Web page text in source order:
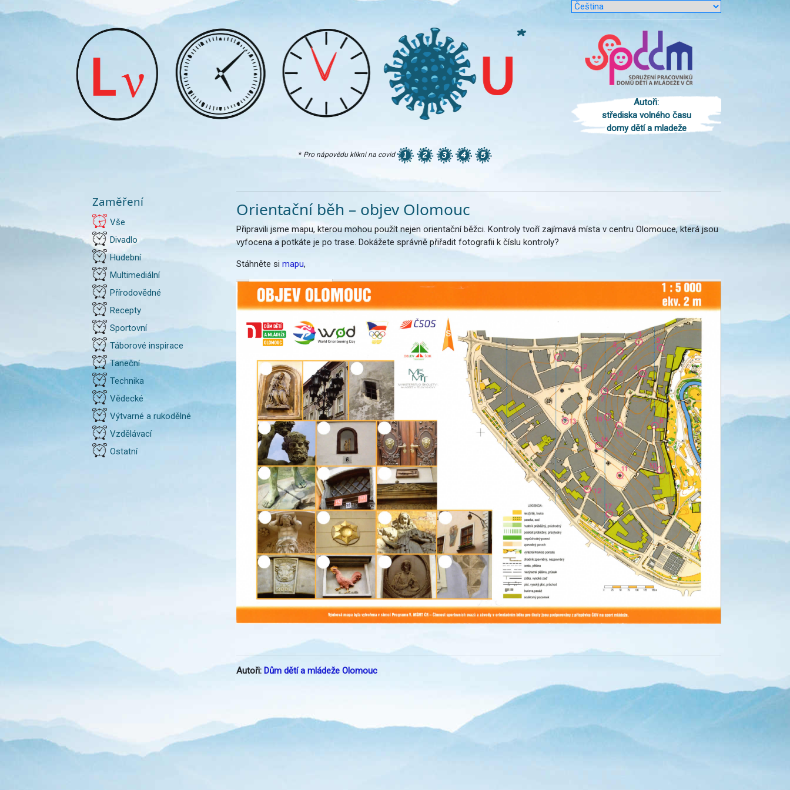
Autoři:
střediska volného času
domy dětí a mladeže
* Pro nápovědu klikni na covid
Zaměření
Vše
Divadlo
Hudební
Multimediální
Přírodovědné
Recepty
Sportovní
Táborové inspirace
Taneční
Technika
Vědecké
Výtvarné a rukodělné
Vzdělávací
Ostatní
Orientační běh – objev Olomouc
Připravili jsme mapu, kterou mohou použít nejen orientační běžci. Kontroly tvoří zajímavá místa v centru Olomouce, která jsou
vyfocena a potkáte je po trase. Dokážete správně přiřadit fotografii k číslu kontroly?
Stáhněte si mapu,
Autoři: Dům dětí a mládeže Olomouc